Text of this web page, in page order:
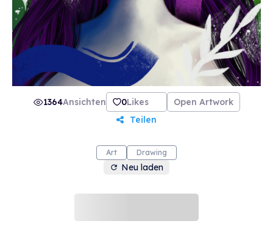
1364Ansichten 0Likes
Open Artwork
Teilen
Art Drawing
Neu laden